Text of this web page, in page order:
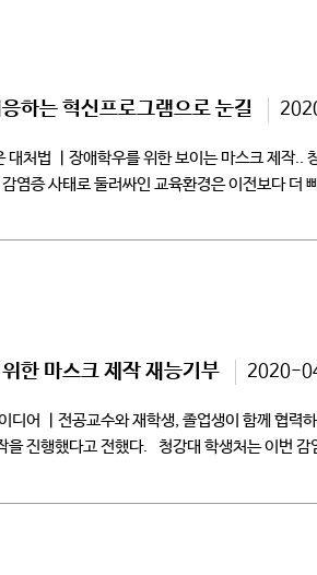
하는 혁신프로그램으로 눈길
대처법 ㅣ장애학우를 위한 보이는 마스크 제
염증 사태로 둘러싸인 교육환경은 이전보다
한 마스크 제작 재능기부 2020-
디어 ㅣ전공교수와 재학생, 졸업생이 함께 협
을 진행했다고 전했다. 청강대 학생처는 이번